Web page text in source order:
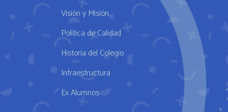
Visión y Misión
Política de Calidad
Historia del Colegio
Infraestructura
Ex Alumnos